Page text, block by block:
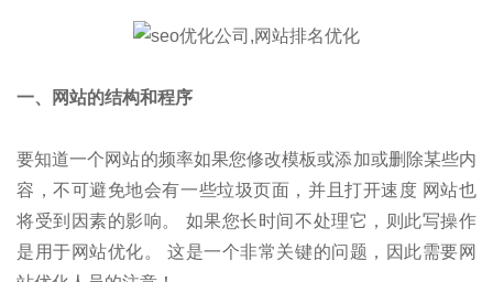
一、网站的结构和程序
要知道一个网站的频率如果您修改模板或添加或删除某些内
容，不可避免地会有一些垃圾页面，并且打开速度 网站也
将受到因素的影响。 如果您长时间不处理它，则此写操作
是用于网站优化。 这是一个非常关键的问题，因此需要网